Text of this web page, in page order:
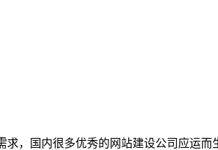
，国内很多优秀的网站建设公司应运